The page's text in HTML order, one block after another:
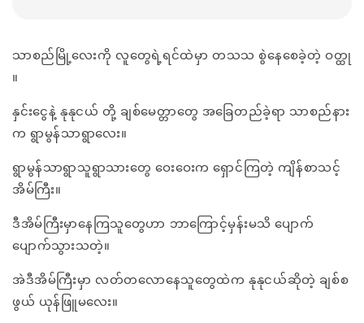
သာစည်မြို့လေးကို လူတွေရဲ့ရင်ထဲမှာ တသသ စွဲနေစေခဲ့တဲ့ ဝတ္ထု
။
နှင်းငွေနဲ့ နုနုငယ် တို့ ချစ်မေတ္တာတွေ အခြေတည်ခဲ့ရာ သာစည်နား
က ရွာမွန်သာရွာလေး။
ရွာမွန်သာရွာသူရွာသားတွေ ဝေးဝေးက ရှောင်ကြတဲ့ ကျိန်စာသင့်
အိမ်ကြီး။
ဒီအိမ်ကြီးမှာနေကြသူတွေဟာ ဘာကြောင့်မှန်းမသိ ပျောက်
ပျောက်သွားသတဲ့။
အဲဒီအိမ်ကြီးမှာ လတ်တလောနေသူတွေထဲက နုနုငယ်ဆိုတဲ့ ချစ်စ
ဖွယ် ယုန်ဖြူမလေး။